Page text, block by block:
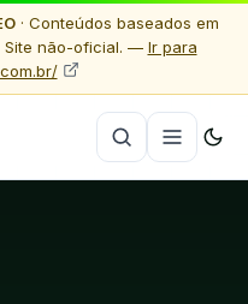
· Conteúdos baseados em
Site não-oficial. — Ir para